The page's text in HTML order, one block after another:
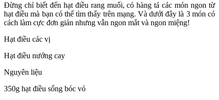
Đừng chỉ biết đến hạt điều rang muối, có hàng tá các món ngon từ
hạt điều mà bạn có thể tìm thấy trên mạng. Và dưới đây là 3 món có
cách làm cực đơn giản nhưng vẫn ngon mắt và ngon miệng!
Hạt điều các vị
Hạt điều nướng cay
Nguyên liệu
350g hạt điều sống bóc vỏ